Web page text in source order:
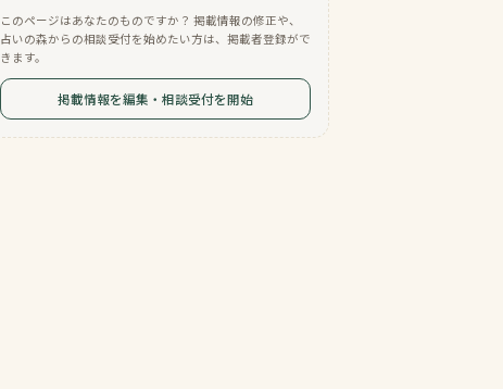
このページはあなたのものですか？ 掲載情報の修正や、
占いの森からの相談受付を始めたい方は、掲載者登録がで
きます。
掲載情報を編集・相談受付を開始